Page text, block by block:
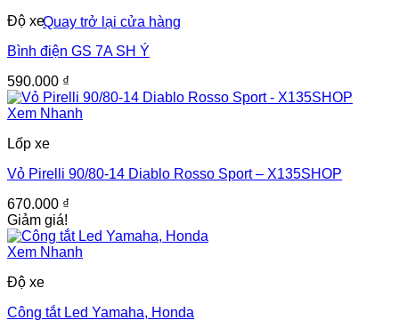
Quay trở lại cửa hàng
Độ xe
Bình điện GS 7A SH Ý
590.000 ₫
Xem Nhanh
Lốp xe
Vỏ Pirelli 90/80-14 Diablo Rosso Sport – X135SHOP
670.000 ₫
Giảm giá!
Xem Nhanh
Độ xe
Công tắt Led Yamaha, Honda